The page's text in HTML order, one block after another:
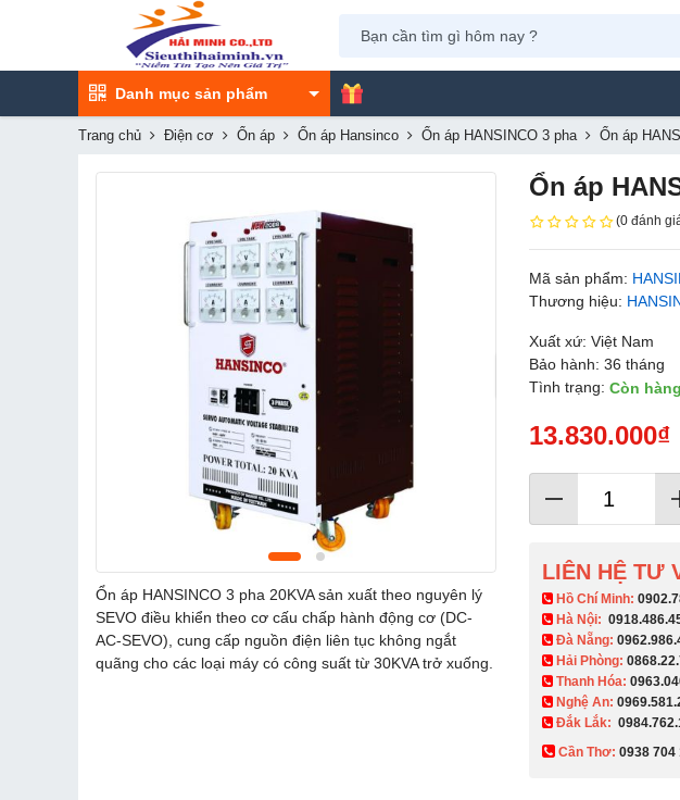
Danh mục sản phẩm
Trang chủ Điện cơ Ổn áp Ổn áp Hansinco Ổn áp HANSINCO 3 pha Ổn áp
Ổn áp HANSINCO 3 pha 20KVA sản xuất theo nguyên lý
SEVO điều khiển theo cơ cấu chấp hành động cơ (DC-
AC-SEVO), cung cấp nguồn điện liên tục không ngắt
quãng cho các loại máy có công suất từ 30KVA trở xuống.
Ổn áp
(0 đánh
Mã sản phẩm:
Thương hiệu:
Xuất xứ: Việt Nam
Bảo hành: 36 tháng
Tình trạng:Còn hàng
13.830.000₫
LIÊN HỆ TƯ
​ Hồ Chí Minh:
Hà Nội:
Đà Nẵng:
Hải Phòng:
Thanh Hóa:
Nghệ An:
Đắk Lắk:
Cần Thơ:0938 704